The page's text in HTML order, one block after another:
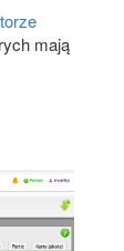
mają